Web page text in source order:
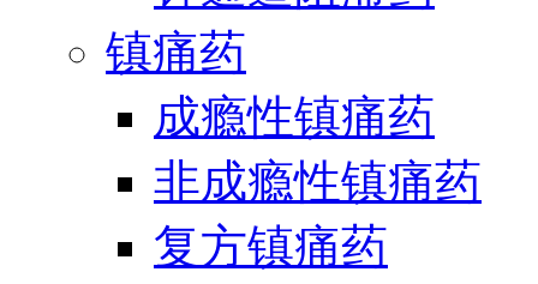
镇痛药
成瘾性镇痛药
非成瘾性镇痛药
复方镇痛药